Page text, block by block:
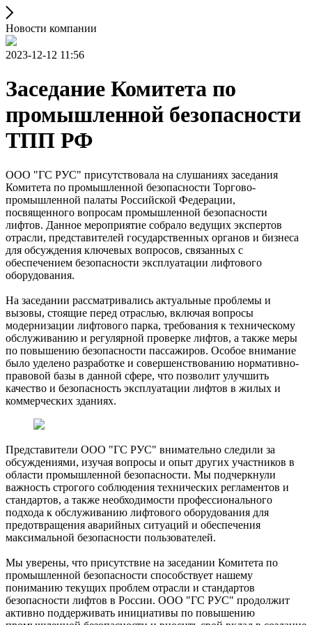
Новости компании
2023-12-12 11:56
Заседание Комитета по
промышленной безопасности
ТПП РФ
ООО "ГС РУС" присутствовала на слушаниях заседания
Комитета по промышленной безопасности Торгово-
промышленной палаты Российской Федерации,
посвященного вопросам промышленной безопасности
лифтов. Данное мероприятие собрало ведущих экспертов
отрасли, представителей государственных органов и бизнеса
для обсуждения ключевых вопросов, связанных с
обеспечением безопасности эксплуатации лифтового
оборудования.
На заседании рассматривались актуальные проблемы и
вызовы, стоящие перед отраслью, включая вопросы
модернизации лифтового парка, требования к техническому
обслуживанию и регулярной проверке лифтов, а также меры
по повышению безопасности пассажиров. Особое внимание
было уделено разработке и совершенствованию нормативно-
правовой базы в данной сфере, что позволит улучшить
качество и безопасность эксплуатации лифтов в жилых и
коммерческих зданиях.
Представители ООО "ГС РУС" внимательно следили за
обсуждениями, изучая вопросы и опыт других участников в
области промышленной безопасности. Мы подчеркнули
важность строгого соблюдения технических регламентов и
стандартов, а также необходимости профессионального
подхода к обслуживанию лифтового оборудования для
предотвращения аварийных ситуаций и обеспечения
максимальной безопасности пользователей.
Мы уверены, что присутствие на заседании Комитета по
промышленной безопасности способствует нашему
пониманию текущих проблем отрасли и стандартов
безопасности лифтов в России. ООО "ГС РУС" продолжит
активно поддерживать инициативы по повышению